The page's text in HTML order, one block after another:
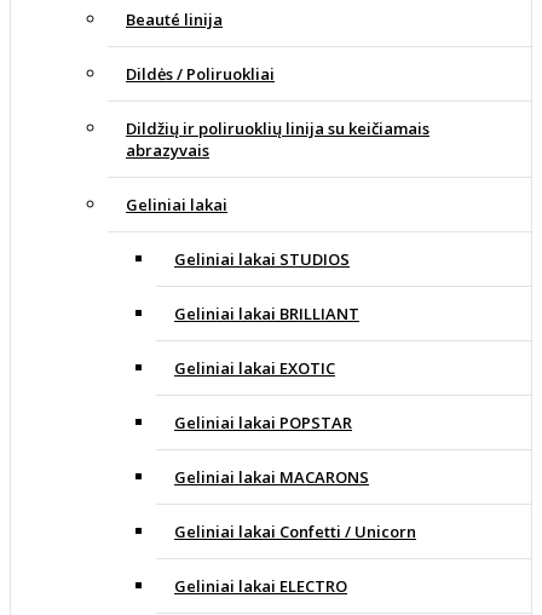
Beauté linija
Dildės / Poliruokliai
Dildžių ir poliruoklių linija su keičiamais
abrazyvais
Geliniai lakai
Geliniai lakai STUDIOS
Geliniai lakai BRILLIANT
Geliniai lakai EXOTIC
Geliniai lakai POPSTAR
Geliniai lakai MACARONS
Geliniai lakai Confetti / Unicorn
Geliniai lakai ELECTRO